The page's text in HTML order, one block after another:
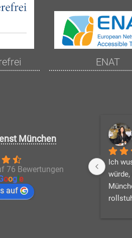
ENAT
München
76 Bewertungen
oogl e
auf
Ich